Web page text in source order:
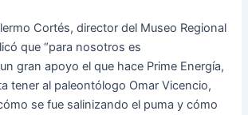
Cortés, director del Museo Regional
que “para nosotros es
gran apoyo el que hace Prime Energía,
tener al paleontólogo Omar Vicencio,
se fue salinizando el puma y cómo